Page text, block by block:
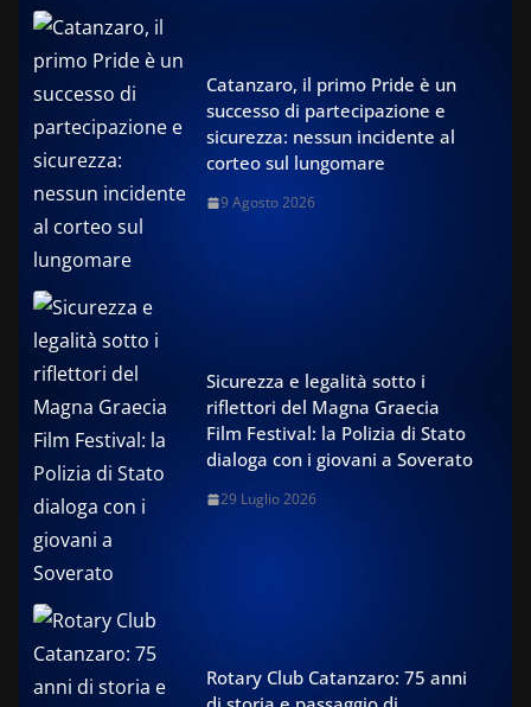
Catanzaro, il primo Pride è un
successo di partecipazione e
sicurezza: nessun incidente al
corteo sul lungomare
9 Agosto 2026
Sicurezza e legalità sotto i
riflettori del Magna Graecia
Film Festival: la Polizia di Stato
dialoga con i giovani a Soverato
29 Luglio 2026
Rotary Club Catanzaro: 75 anni